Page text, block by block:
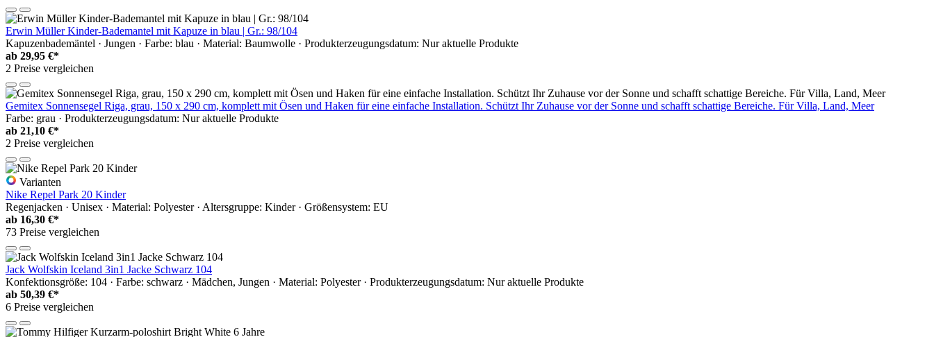
Erwin Müller Kinder-Bademantel mit Kapuze in blau | Gr.: 98/104
Kapuzenbademäntel · Jungen · Farbe: blau · Material: Baumwolle · Produkterzeugungsdatum: Nur aktuelle Produkte
ab 29,95 €*
2 Preise vergleichen
Gemitex Sonnensegel Riga, grau, 150 x 290 cm, komplett mit Ösen und Haken für eine einfache Installation. Schützt Ihr Zuhause vor der Sonne und schafft schattige Bereiche. Für Villa, Land, Meer
Farbe: grau · Produkterzeugungsdatum: Nur aktuelle Produkte
ab 21,10 €*
2 Preise vergleichen
Varianten
Nike Repel Park 20 Kinder
Regenjacken · Unisex · Material: Polyester · Altersgruppe: Kinder · Größensystem: EU
ab 16,30 €*
73 Preise vergleichen
Jack Wolfskin Iceland 3in1 Jacke Schwarz 104
Konfektionsgröße: 104 · Farbe: schwarz · Mädchen, Jungen · Material: Polyester · Produkterzeugungsdatum: Nur aktuelle Produkte
ab 50,39 €*
6 Preise vergleichen